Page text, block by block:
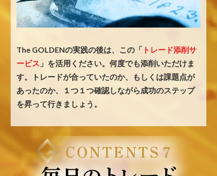
The GOLDENの実践の後は、この「 トレード添削サ
ービス 」を活用ください。何度でも添削いただけま
す。
トレードが合っていたのか、もしくは課題点が
あったのか、
１つ１つ確認しながら成功のステップ
を昇って行きましょう。